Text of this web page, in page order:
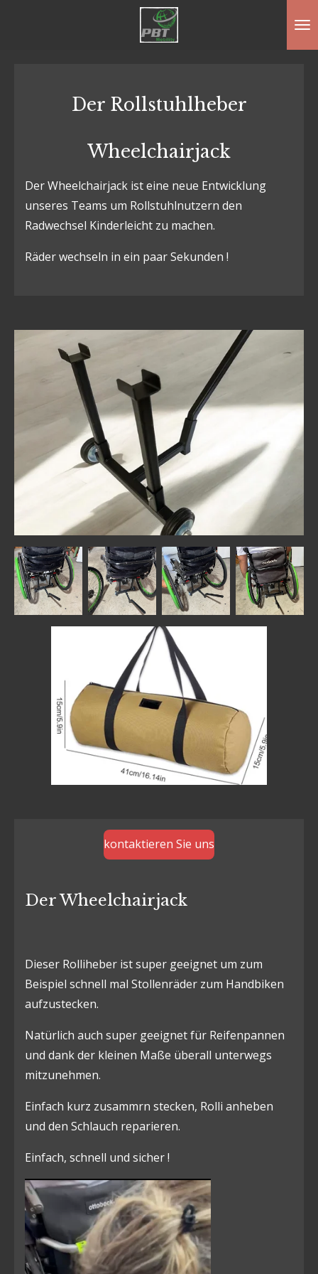
Der Rollstuhlheber
Wheelchairjack
Der Wheelchairjack ist eine neue Entwicklung
unseres Teams um Rollstuhlnutzern den
Radwechsel Kinderleicht zu machen.
Räder wechseln in ein paar Sekunden !
kontaktieren Sie uns
Der Wheelchairjack
Dieser Rolliheber ist super geeignet um zum
Beispiel schnell mal Stollenräder zum Handbiken
aufzustecken.
Natürlich auch super geeignet für Reifenpannen
und dank der kleinen Maße überall unterwegs
mitzunehmen.
Einfach kurz zusammrn stecken, Rolli anheben
und den Schlauch reparieren.
Einfach, schnell und sicher !